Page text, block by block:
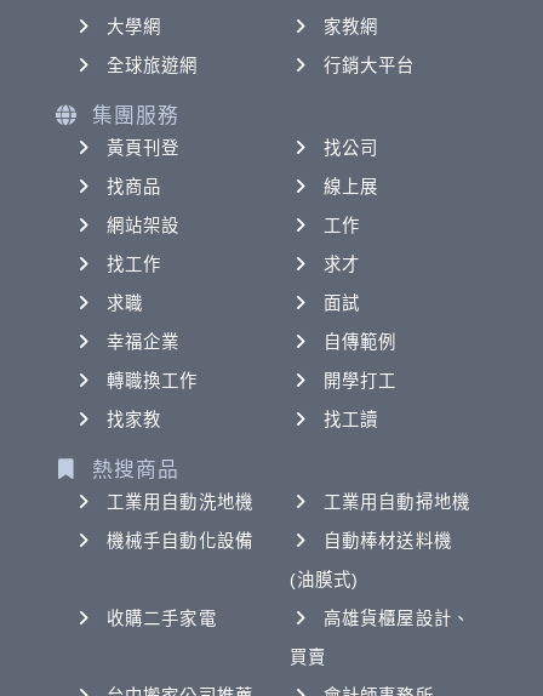
大學網
家教網
全球旅遊網
行銷大平台
集團服務
黃頁刊登
找公司
找商品
線上展
網站架設
工作
找工作
求才
求職
面試
幸福企業
自傳範例
轉職換工作
開學打工
找家教
找工讀
熱搜商品
工業用自動洗地機
工業用自動掃地機
機械手自動化設備
自動棒材送料機
(油膜式)
收購二手家電
高雄貨櫃屋設計、
買賣